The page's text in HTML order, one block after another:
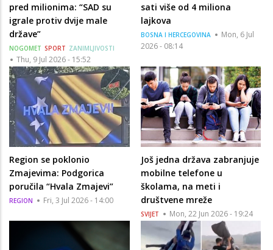
pred milionima: “SAD su
igrale protiv dvije male
države”
NOGOMET SPORT ZANIMLJIVOSTI
Thu, 9 Jul 2026 - 15:52
sati više od 4 miliona
lajkova
BOSNA I HERCEGOVINA
Mon, 6 Jul
2026 - 08:14
Region se poklonio
Zmajevima: Podgorica
poručila “Hvala Zmajevi”
REGION Fri, 3 Jul 2026 - 14:00
Još jedna država zabranjuje
mobilne telefone u
školama, na meti i
društvene mreže
SVIJET Mon, 22 Jun 2026 - 19:24